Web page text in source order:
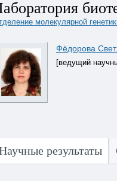
молекулярной
Фёдорова
[ведущий
результаты